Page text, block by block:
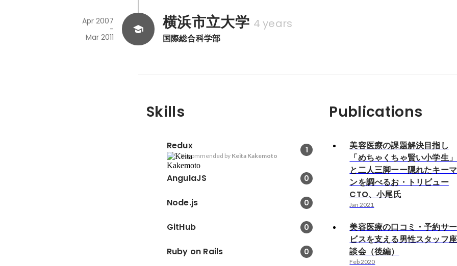
横浜市立大学 4 years
国際総合科学部
Apr 2007
-
Mar 2011
Skills
Redux 1
Recommended by Keita Kakemoto
AngulaJS 0
Node.js 0
GitHub 0
Ruby on Rails 0
Publications
美容医療の課題解決目指し
「めちゃくちゃ賢い小学生」
と二人三脚ーー隠れたキーマ
ンを調べるお・トリビュー
CTO、小尾氏
Jan 2021
美容医療の口コミ・予約サー
ビスを支える男性スタッフ座
談会（後編）
Feb 2020